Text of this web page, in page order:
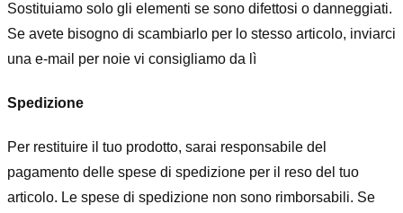
Sostituiamo solo gli elementi se sono difettosi o danneggiati.
Se avete bisogno di scambiarlo per lo stesso articolo, inviarci
una e-mail per noie vi consigliamo da lì
Spedizione
Per restituire il tuo prodotto, sarai responsabile del
pagamento delle spese di spedizione per il reso del tuo
articolo. Le spese di spedizione non sono rimborsabili. Se